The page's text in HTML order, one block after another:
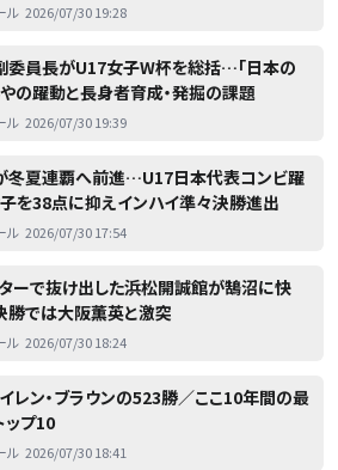
ル 2026/07/30 19:28
委員長がU17女子W杯を総括…「日本の
の躍動と長身者育成・発掘の課題
ル 2026/07/30 19:39
冬夏連覇へ前進…U17日本代表コンビ躍
を38点に抑えインハイ準々決勝進出
ル 2026/07/30 17:54
ーで抜け出した浜松開誠館が鵠沼に快
では大阪薫英と激突
ル 2026/07/30 18:24
レン・ブラウンの523勝／ここ10年間の最
ップ10
ル 2026/07/30 18:41